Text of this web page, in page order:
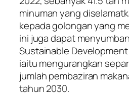
minuman yang
kepada golongan yang
ini juga dapat
Sustainable Development
iaitu mengurangkan
jumlah pembaziran
tahun 2030.